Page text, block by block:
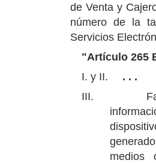
de Venta y
número de la
Servicios
"Artículo 265
I. y II.
. . .
III.
medios